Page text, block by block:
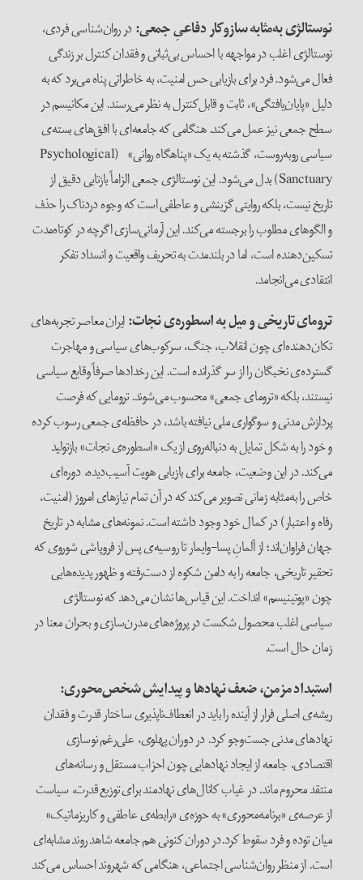
نوستالژی به‌مثابه سازوکار دفاعیِ جمعی:در روان‌شناسی فردی،
نوستالژی اغلب در مواجهه با احساس بی‌ثباتی و فقدان کنترل بر زندگی
فعال می‌شود. فرد برای بازیابی حس امنیت، به خاطراتی پناه می‌برد که به
دلیل «پایان‌یافتگی»، ثابت و قابل‌کنترل به نظر می‌رسند. این مکانیسم در
سطح جمعی نیز عمل می‌کند. هنگامی که جامعه‌ای با افق‌های بسته‌ی
سیاسی روبه‌روست، گذشته به یک «پناهگاه روانی» (Psychological
Sanctuary) بدل می‌شود. این نوستالژی جمعی الزاماً بازتابی دقیق از
تاریخ نیست، بلکه روایتی گزینشی و عاطفی است که وجوه دردناک را حذف
و الگوهای مطلوب را برجسته می‌کند. این آرمانی‌سازی اگرچه در کوتاه‌مدت
تسکین‌دهنده است، اما در بلندمدت به تحریف واقعیت و انسداد تفکر
انتقادی می‌انجامد.
ترومای تاریخی و میل به اسطوره‌ی نجات:ایران معاصر تجربه‌های
تکان‌دهنده‌ای چون انقلاب، جنگ، سرکوب‌های سیاسی و مهاجرت
گسترده‌ی نخبگان را از سر گذرانده است. این رخدادها صرفاً وقایع سیاسی
نیستند، بلکه «ترومای جمعی» محسوب می‌شوند. ترومایی که فرصت
پردازش مدنی و سوگواری ملی نیافته باشد، در حافظه‌ی جمعی رسوب کرده
و خود را به شکل تمایل به دنباله‌روی از یک «اسطوره‌ی نجات» بازتولید
می‌کند. در این وضعیت، جامعه برای بازیابی هویت آسیب‌دیده، دوره‌ای
خاص را به‌مثابه زمانی تصویر می‌کند که در آن تمام نیازهای امروز (امنیت،
رفاه و اعتبار) در کمال خود وجود داشته است. نمونه‌های مشابه در تاریخ
جهان فراوان‌اند؛ از آلمانِ پسا-وایمار تا روسیه‌ی پس از فروپاشی شوروی که
تحقیر تاریخی، جامعه را به دامن شکوه از دست‌رفته و ظهور پدیده‌هایی
چون «پوتینیسم» انداخت. این قیاس‌ها نشان می‌دهد که نوستالژی
سیاسی اغلب محصول شکست در پروژه‌های مدرن‌سازی و بحران معنا در
زمان حال است.
استبداد مزمن، ضعف نهادها و پیدایش شخص‌محوری:
ریشه‌ی اصلی فرار از آینده را باید در انعطاف‌ناپذیری ساختار قدرت و فقدان
نهادهای مدنی جست‌وجو کرد. در دوران پهلوی، علی‌رغم نوسازی
اقتصادی، جامعه از ایجاد نهادهایی چون احزاب مستقل و رسانه‌های
منتقد محروم ماند. در غیاب کانال‌های نهادمند برای توزیع قدرت، سیاست
از عرصه‌ی «برنامه‌محوری» به حوزه‌ی «رابطه‌ی عاطفی و کاریزماتیک»
میان توده و فرد سقوط کرد.در دوران کنونی هم جامعه شاهد روند مشابه‌ای
است. از منظر روان‌شناسی اجتماعی، هنگامی که شهروند احساس می‌کند